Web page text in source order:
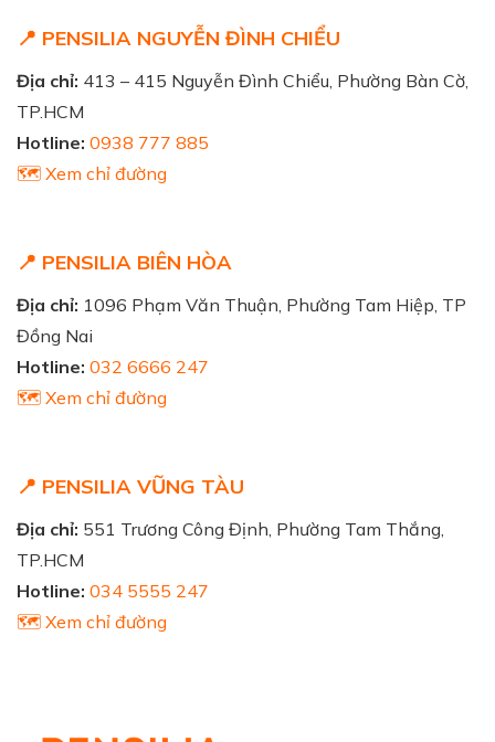
📍 PENSILIA NGUYỄN ĐÌNH CHIỂU
Địa chỉ: 413 – 415 Nguyễn Đình Chiểu, Phường Bàn Cờ,
TP.HCM
Hotline: 0938 777 885
🗺️ Xem chỉ đường
📍 PENSILIA BIÊN HÒA
Địa chỉ: 1096 Phạm Văn Thuận, Phường Tam Hiệp, TP
Đồng Nai
Hotline: 032 6666 247
🗺️ Xem chỉ đường
📍 PENSILIA VŨNG TÀU
Địa chỉ: 551 Trương Công Định, Phường Tam Thắng,
TP.HCM
Hotline: 034 5555 247
🗺️ Xem chỉ đường